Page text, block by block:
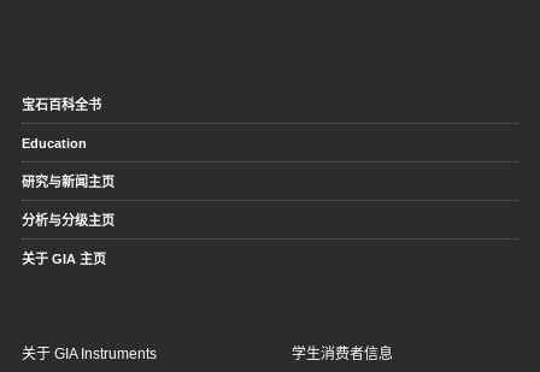
宝石百科全书
Education
研究与新闻主页
分析与分级主页
关于 GIA 主页
关于 GIA Instruments 学生消费者信息